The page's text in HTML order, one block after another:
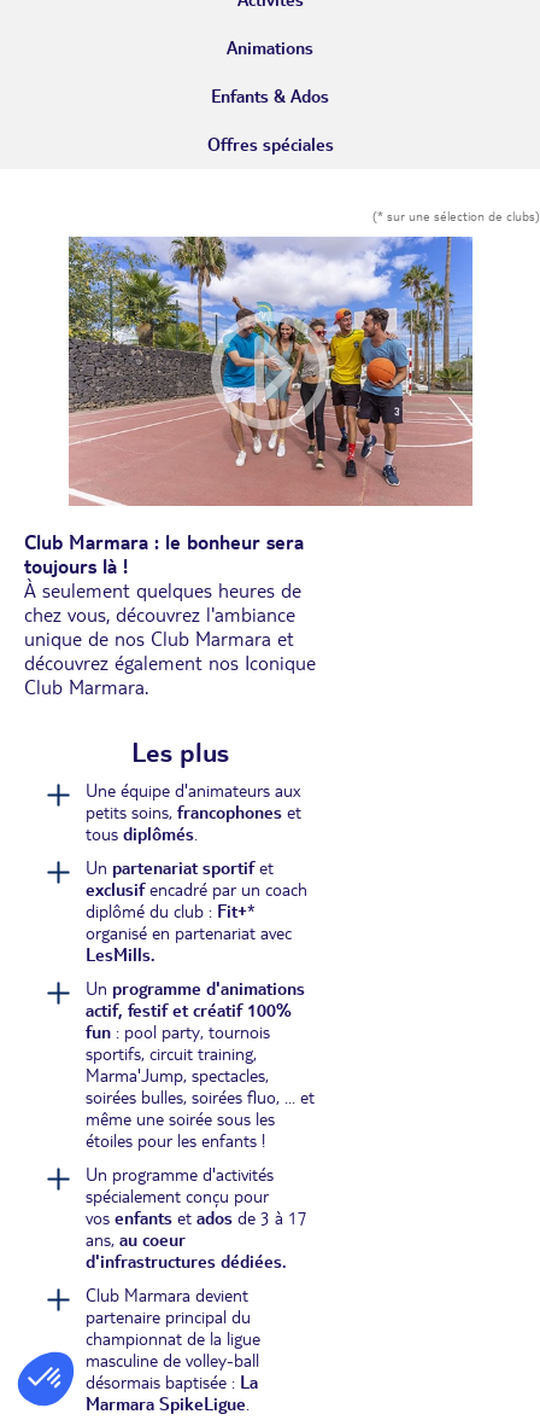
Animations
Enfants & Ados
Offres spéciales
Club Marmara : le bonheur sera
toujours là !
À seulement quelques heures de
chez vous, découvrez l'ambiance
unique de nos Club Marmara et
découvrez également nos Iconique
Club Marmara.
Les plus
Une équipe d'animateurs aux
petits soins, francophones et
tous diplômés.
Un partenariat sportifet
exclusifencadré par un coach
diplômé du club : Fit+*
organisé en partenariat avec
LesMills.
Un programme d'animations
actif, festif et créatif 100%
fun : pool party, tournois
sportifs, circuit training,
Marma'Jump, spectacles,
soirées bulles, soirées fluo, ... et
même une soirée sous les
étoiles pour les enfants !
Un programme d'activités
spécialement conçu pour
vos enfants et ados de 3 à 17
ans, au coeur
d'infrastructures dédiées.
Club Marmara devient
partenaire principal du
championnat de la ligue
masculine de volley-ball
désormais baptisée : La
Marmara SpikeLigue.
(* sur une sélection de clubs)